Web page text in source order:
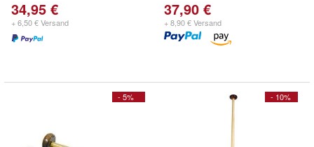
34,95 €
+ 6,50 € Versand
37,90 €
+ 8,90 € Versand
- 5% - 10%